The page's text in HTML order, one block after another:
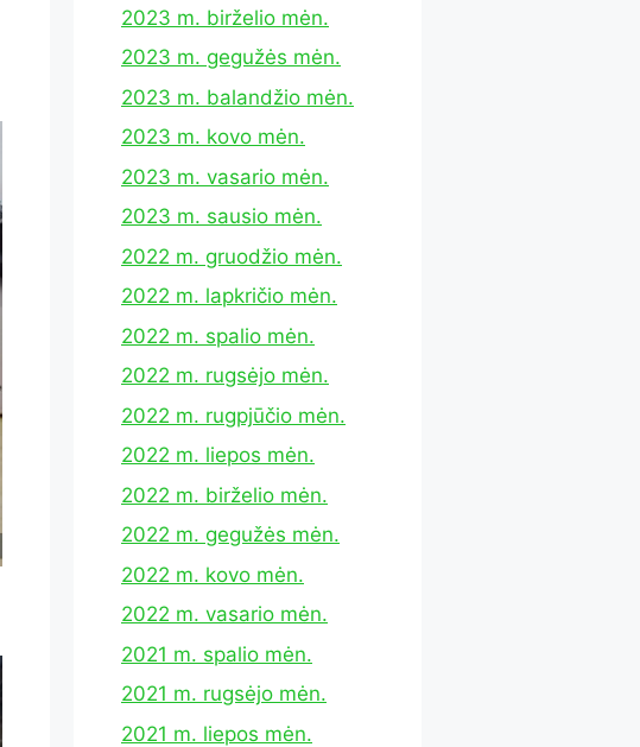
2023 m. birželio mėn.
2023 m. gegužės mėn.
2023 m. balandžio mėn.
2023 m. kovo mėn.
2023 m. vasario mėn.
2023 m. sausio mėn.
2022 m. gruodžio mėn.
2022 m. lapkričio mėn.
2022 m. spalio mėn.
2022 m. rugsėjo mėn.
2022 m. rugpjūčio mėn.
2022 m. liepos mėn.
2022 m. birželio mėn.
2022 m. gegužės mėn.
2022 m. kovo mėn.
2022 m. vasario mėn.
2021 m. spalio mėn.
2021 m. rugsėjo mėn.
2021 m. liepos mėn.